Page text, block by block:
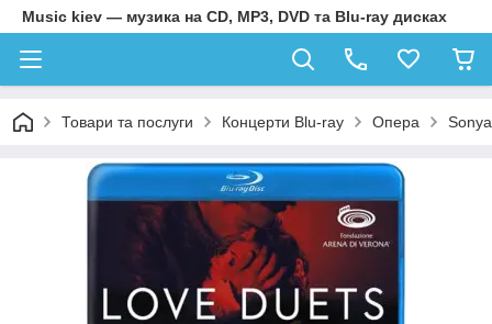
Music kiev — музика на CD, MP3, DVD та Blu-ray дисках
Товари та послуги Концерти Blu-ray Опера